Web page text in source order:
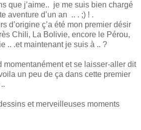
que j’aime.. je me suis bien chargé
aventure d’un an .. . ;) ! .
d’origine ç’a été mon premier désir
Chili, La Bolivie, encore le Pérou,
.. .et maintenant je suis à .. ?
momentanément et se laisser-aller dit
un peu de ça dans cette premier
et merveilleuses moments